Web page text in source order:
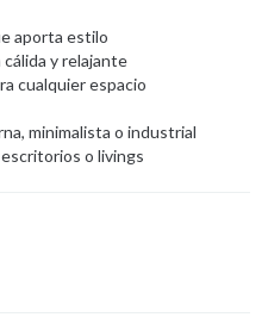
aporta estilo
y relajante
cualquier espacio
minimalista o industrial
o livings